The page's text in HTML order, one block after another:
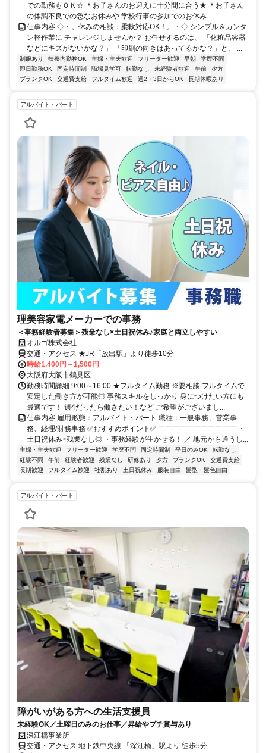
での勤務もＯＫ☆ ＊お子さんのお迎えに十分間に合う★ ＊お子さん
の体調不良での急なお休みや 学校行事の参加でのお休み...
仕事内容 ◇・。休みの相談：柔軟対応OK！。・◇ シンプル＆カンタ
ン軽作業に チャレンジしませんか？ お任せするのは、 「化粧品容器
などにキズがないかな？」 「印刷の向きはあってるかな？」と、 ...
制服あり 扶養内勤務OK 主婦・主夫歓迎 フリーター歓迎 早朝
学歴不問
即日勤務OK
固定時間制 職場見学可 転勤なし 未経験者歓迎 午前
夕方
ブランクOK
交通費支給 フルタイム歓迎 週2・3日からOK 長期休暇あり
アルバイト・パート
理美容家電メーカーでの事務
＜事務経験者募集＞残業なし×土日祝休み♪家庭と両立しやすい
オルゴ株式会社
交通・アクセス ★JR「放出駅」より徒歩10分
時給1,400円～1,500円
大阪府大阪市鶴見区
勤務時間詳細 9:00～16:00 ★フルタイム勤務 ※要相談 フルタイムで
安定した働き方が可能◎ 事務スキルをしっかり 身につけたい方にも
最適です！ 週4だったら働きたい！など ご希望がございまし...
仕事内容 雇用形態：アルバイト・パート 職種：一般事務、営業事
務、経理/財務事務 ✅おすすめポイント✅ ￣￣￣￣￣￣￣￣￣￣￣ ・
土日祝休み×残業なし◎ ・事務経験が生かせる！ ／ 地元から通うし...
主婦・主夫歓迎 フリーター歓迎 学歴不問 固定時間制 平日のみOK
転勤なし
経験不問
午前 経験者歓迎 残業なし 研修あり 夕方 ブランクOK
交通費支給
長期歓迎
フルタイム歓迎 社割あり 土日祝休み 服装自由 髪型・髪色自由
アルバイト・パート
障がいがある方への生活支援員
未経験OK／土曜日のみのお仕事／昇給やプチ賞与あり
深江橋事業所
交通・アクセス 地下鉄中央線 「深江橋」駅より 徒歩5分